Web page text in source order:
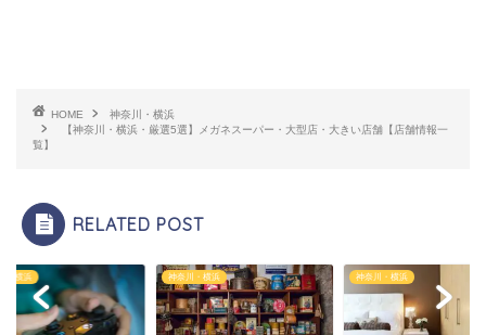
HOME
神奈川・横浜
【神奈川・横浜・厳選5選】メガネスーパー・大型店・大きい店舗【店舗情報一
覧】
RELATED POST
・横浜 神奈川・横浜 神奈川・横浜